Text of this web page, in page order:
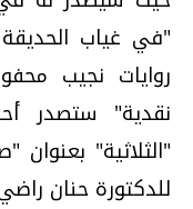
"في غياب
روايات نجيب
نقدية" ستصدر
"الثلاثية" بعنوان
للدكتورة حنان